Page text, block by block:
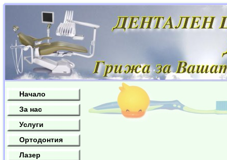
Начало
За нас
Услуги
Ортодонтия
Лазер